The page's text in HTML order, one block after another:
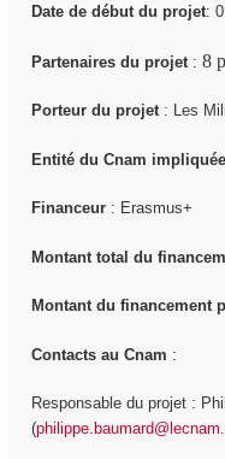
Date de début du projet:
Partenaires du projet : 8
Porteur du projet : Les
Entité du Cnam impliquée
Financeur: Erasmus+
Montant total du
Montant du financement
Contacts au Cnam :
Responsable du projet :
(